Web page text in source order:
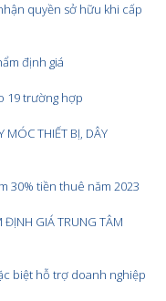
quyền sở hữu khi cấp
định giá
19 trường hợp
THIẾT BỊ, DÂY
30% tiền thuê năm 2023
ĐỊNH GIÁ TRUNG TÂM
biệt hỗ trợ doanh nghiệp